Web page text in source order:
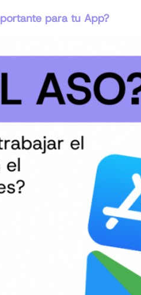
para tu App?